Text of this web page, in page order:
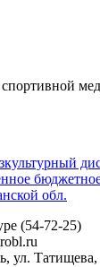
обл.
(54-72-25)
ул.